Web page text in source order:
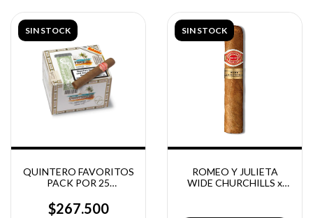
SIN STOCK
QUINTERO FAVORITOS
PACK POR 25
$267.500
SIN STOCK
ROMEO Y JULIETA
WIDE CHURCHILLS x